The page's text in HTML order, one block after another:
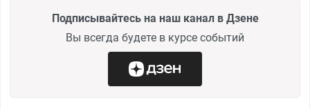
Подписывайтесь на наш канал в Дзене
Вы всегда будете в курсе событий